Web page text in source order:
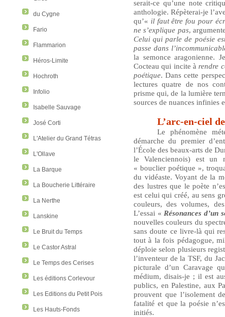
du Cygne
Fario
Flammarion
Héros-Limite
Hochroth
Infolio
Isabelle Sauvage
José Corti
L'Atelier du Grand Tétras
L'Ollave
La Barque
La Boucherie Littéraire
La Nerthe
Lanskine
Le Bruit du Temps
Le Castor Astral
Le Temps des Cerises
Les éditions Corlevour
Les Editions du Petit Pois
Les Hauts-Fonds
serait-ce qu’une note
anthologie. Répèterai-je
qu’« il faut être fou pour
ne s’explique pas,
Celui qui parle de poésie
passe dans
la semonce aragonienne.
Cocteau qui incite à rendre
poétique. Dans cette
lectures quatre de nos
prisme qui, de la lumière
sources de nuances infinies
L’arc-en-ciel
Le phénomène
démarche du premier
l’École des beaux-arts de
le Valenciennois) est un
« bouclier poétique »,
du vidéaste. Voyant de la
des lustres que le poète
est celui qui créé, au sens
couleurs, des volumes,
L’essai « Résonances
nouvelles couleurs du
sans doute ce livre-là qui
tout à la fois pédagogue,
déploie selon plusieurs
l’inventeur de la TSF, du
picturale d’un Caravage
médium, disais-je ; il est
publics, en Palestine, aux
prouvent que l’isolement
fatalité et que la poésie
initiés.